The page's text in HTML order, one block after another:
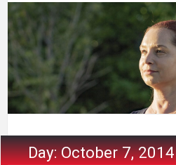
Day:October 7, 2014